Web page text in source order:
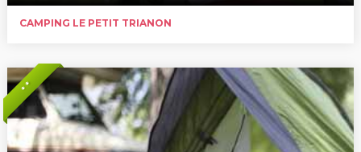
CAMPING LE PETIT TRIANON
* *